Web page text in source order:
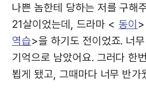
나쁜 놈한테 당하는 저를 구해
21살이었는데, 드라마 < 동이
역습>을 하기도 전이었죠. 너
기억으로 남았어요. 그러다 한
뵙게 됐고, 그때마다 너무 반가